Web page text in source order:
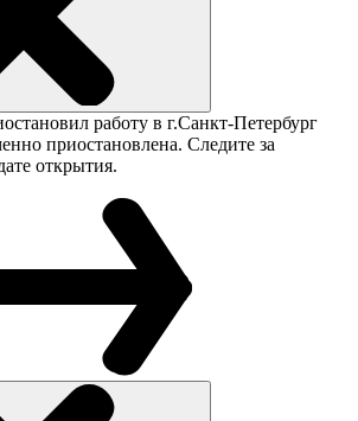
работу в г.Санкт-Петербург
приостановлена. Следите за
открытия.